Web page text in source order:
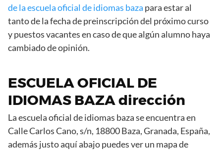
de la escuela oficial de idiomas baza para estar al
tanto de la fecha de preinscripción del próximo curso
y puestos vacantes en caso de que algún alumno haya
cambiado de opinión.
ESCUELA OFICIAL DE
IDIOMAS BAZA dirección
La escuela oficial de idiomas baza se encuentra en
Calle Carlos Cano, s/n, 18800 Baza, Granada, España,
además justo aquí abajo puedes ver un mapa de